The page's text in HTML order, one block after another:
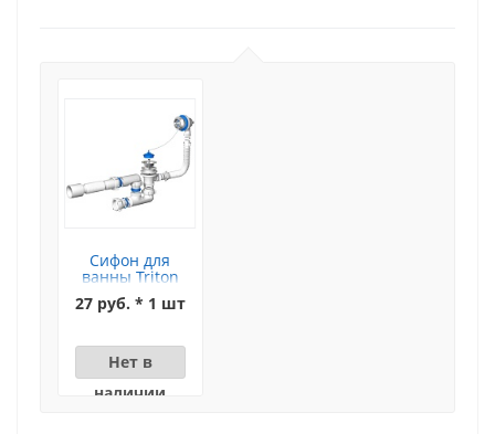
Сифон для
ванны Triton
(цепочка)
27 руб. * 1 шт
Нет в
наличии